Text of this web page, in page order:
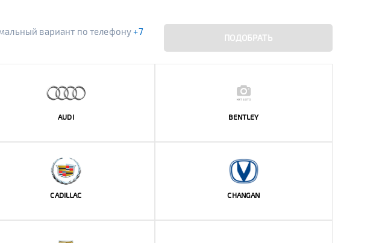
ПОДОБРАТЬ
вариант по телефону+7
AUDI BENTLEY
CADILLAC CHANGAN